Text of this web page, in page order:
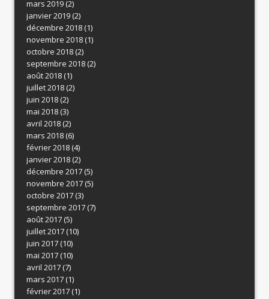
mars 2019(2)
janvier 2019(2)
décembre 2018(1)
novembre 2018(1)
octobre 2018(2)
septembre 2018(2)
août 2018(1)
juillet 2018(2)
juin 2018(2)
mai 2018(3)
avril 2018(2)
mars 2018(6)
février 2018(4)
janvier 2018(2)
décembre 2017(5)
novembre 2017(5)
octobre 2017(3)
septembre 2017(7)
août 2017(5)
juillet 2017(10)
juin 2017(10)
mai 2017(10)
avril 2017(7)
mars 2017(1)
février 2017(1)